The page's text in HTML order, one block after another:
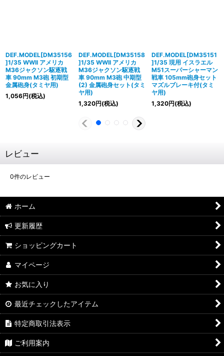
DEF.MODEL[DM35156
]1/35 WWII アメリカ
M36ジャクソン駆逐戦
車 90mm M3砲 初期型
金属砲身(タミヤ用)
1,056円(税込)
DEF.MODEL[DM35158
]1/35 WWII アメリカ
M36ジャクソン駆逐戦
車 90mm M3砲 中期型
(2) 金属砲身セット(タミ
ヤ用)
1,320円(税込)
DEF.MODEL[DM35151
]1/35 現用 イスラエル
M51スーパーシャーマン
戦車 105mm砲身セット
マズルブレーキ付(タミ
ヤ用)
1,320円(税込)
レビュー
0件のレビュー
ホーム
更新履歴
ショッピングカート
マイページ
お気に入り
最近チェックしたアイテム
特定商取引法表示
ご利用案内